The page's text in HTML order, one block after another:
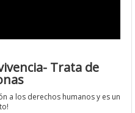
Trata de
a los derechos humanos y es un